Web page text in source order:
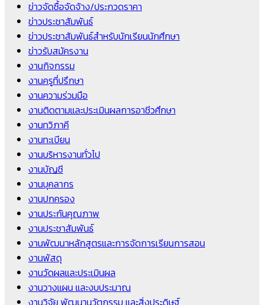
ข่าวจัดซื้อจัดจ้าง/ประกวดราคา
ข่าวประชาสัมพันธ์
ข่าวประชาสัมพันธ์สำหรับนักเรียนนักศึกษา
ข่าวรับสมัครงาน
งานกิจกรรม
งานครูที่ปรึกษา
งานความร่วมมือ
งานติดตามและประเมินผลการอาชีวศึกษา
งานทวิภาคี
งานทะเบียน
งานบริหารงานทั่วไป
งานบัญชี
งานบุคลากร
งานปกครอง
งานประกันคุณภาพ
งานประชาสัมพันธ์
งานพัฒนาหลักสูตรและการจัดการเรียนการสอน
งานพัสดุ
งานวัดผลและประเมินผล
งานวางแผน และงบประมาณ
งานวิจัย พัฒนานวัตกรรม และสิ่งประดิษฐ์